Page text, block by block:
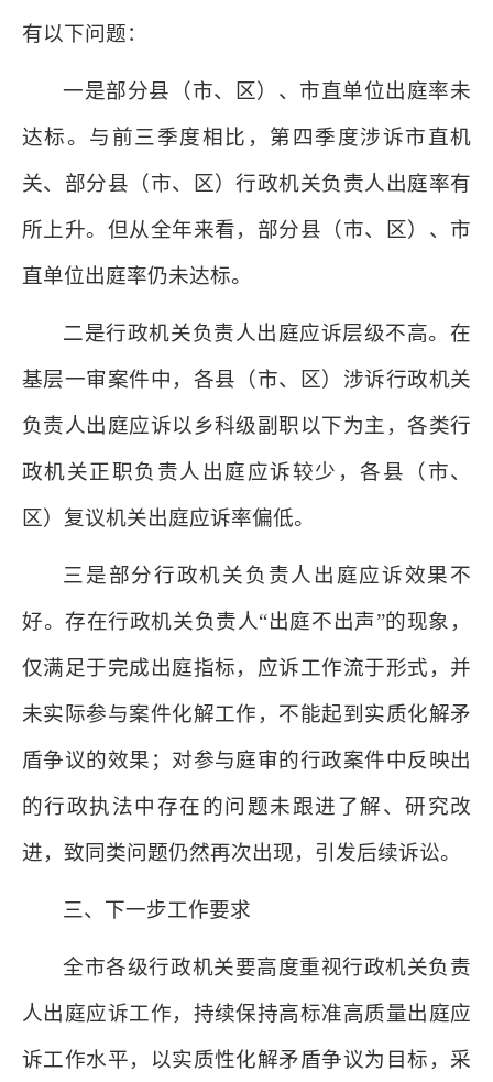
有以下问题：
一是部分县（市、区）、市直单位出庭率未
达标。与前三季度相比，第四季度涉诉市直机
关、部分县（市、区）行政机关负责人出庭率有
所上升。但从全年来看，部分县（市、区）、市
直单位出庭率仍未达标。
二是行政机关负责人出庭应诉层级不高。在
基层一审案件中，各县（市、区）涉诉行政机关
负责人出庭应诉以乡科级副职以下为主，各类行
政机关正职负责人出庭应诉较少，各县（市、
区）复议机关出庭应诉率偏低。
三是部分行政机关负责人出庭应诉效果不
好。存在行政机关负责人“出庭不出声”的现象，
仅满足于完成出庭指标，应诉工作流于形式，并
未实际参与案件化解工作，不能起到实质化解矛
盾争议的效果；对参与庭审的行政案件中反映出
的行政执法中存在的问题未跟进了解、研究改
进，致同类问题仍然再次出现，引发后续诉讼。
三、下一步工作要求
全市各级行政机关要高度重视行政机关负责
人出庭应诉工作，持续保持高标准高质量出庭应
诉工作水平，以实质性化解矛盾争议为目标，采